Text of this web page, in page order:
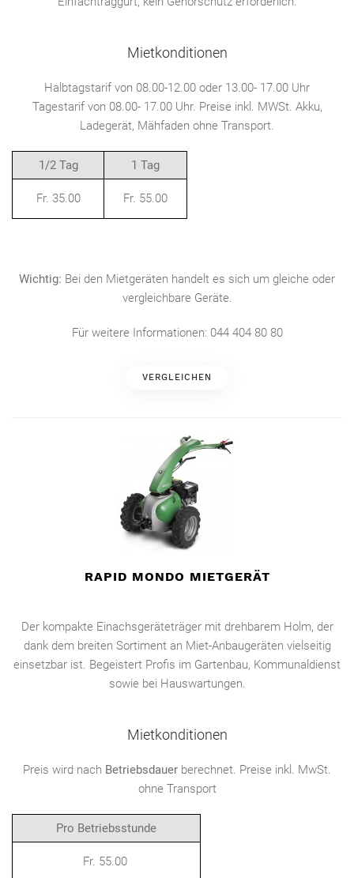
Mietkonditionen
Halbtagstarif von 08.00-12.00 oder 13.00- 17.00 Uhr
Tagestarif von 08.00- 17.00 Uhr. Preise inkl. MWSt. Akku,
Ladegerät, Mähfaden ohne Transport.
1/2 Tag 1 Tag
Fr. 35.00 Fr. 55.00
Wichtig: Bei den Mietgeräten handelt es sich um gleiche oder
vergleichbare Geräte.
Für weitere Informationen: 044 404 80 80
VERGLEICHEN
RAPID MONDO MIETGERÄT
Der kompakte Einachsgeräteträger mit drehbarem Holm, der
dank dem breiten Sortiment an Miet-Anbaugeräten vielseitig
einsetzbar ist. Begeistert Profis im Gartenbau, Kommunaldienst
sowie bei Hauswartungen.
Mietkonditionen
Preis wird nach Betriebsdauer berechnet. Preise inkl. MwSt.
ohne Transport
Pro Betriebsstunde
Fr. 55.00